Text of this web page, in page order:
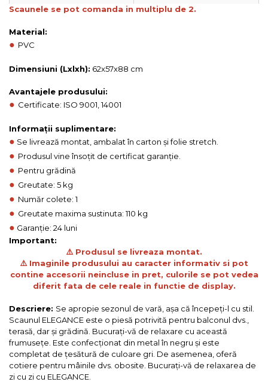
Scaunele se pot comanda in multiplu de 2.
Material:
● PVC
Dimensiuni (Lxlxh): 62x57x88 cm
Avantajele produsului:
● Certificate: ISO 9001, 14001
Informații suplimentare:
● Se livrează montat, ambalat în carton și folie stretch.
● Produsul vine însoțit de certificat garanție.
● Pentru grădină
● Greutate: 5 kg
● Număr colete: 1
● Greutate maxima sustinuta: 110 kg
● Garanție: 24 luni
Important:
⚠️ Produsul se livreaza montat.
⚠️ Imaginile produsului au caracter informativ si pot
contine accesorii neincluse in pret, culorile se pot vedea
diferit fata de cele reale in functie de display.
Descriere: Se apropie sezonul de vară, aşa că începeţi-l cu stil.
Scaunul ELEGANCE este o piesă potrivită pentru balconul dvs.,
terasă, dar şi grădină. Bucuraţi-vă de relaxare cu această
frumuseţe. Este confecţionat din metal în negru şi este
completat de ţesătură de culoare gri. De asemenea, oferă
cotiere pentru mâinile dvs. obosite. Bucuraţi-vă de relaxarea de
zi cu zi cu ELEGANCE.